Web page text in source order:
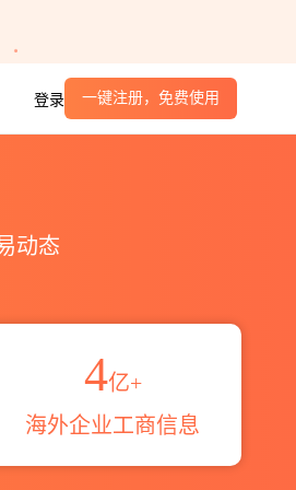
登录 一键注册，免费使用
动态
4亿+
海外企业工商信息